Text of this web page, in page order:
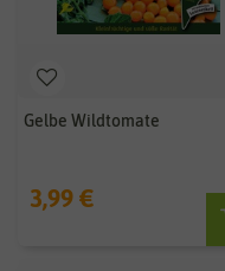
Gelbe Wildtomate
3,99 €